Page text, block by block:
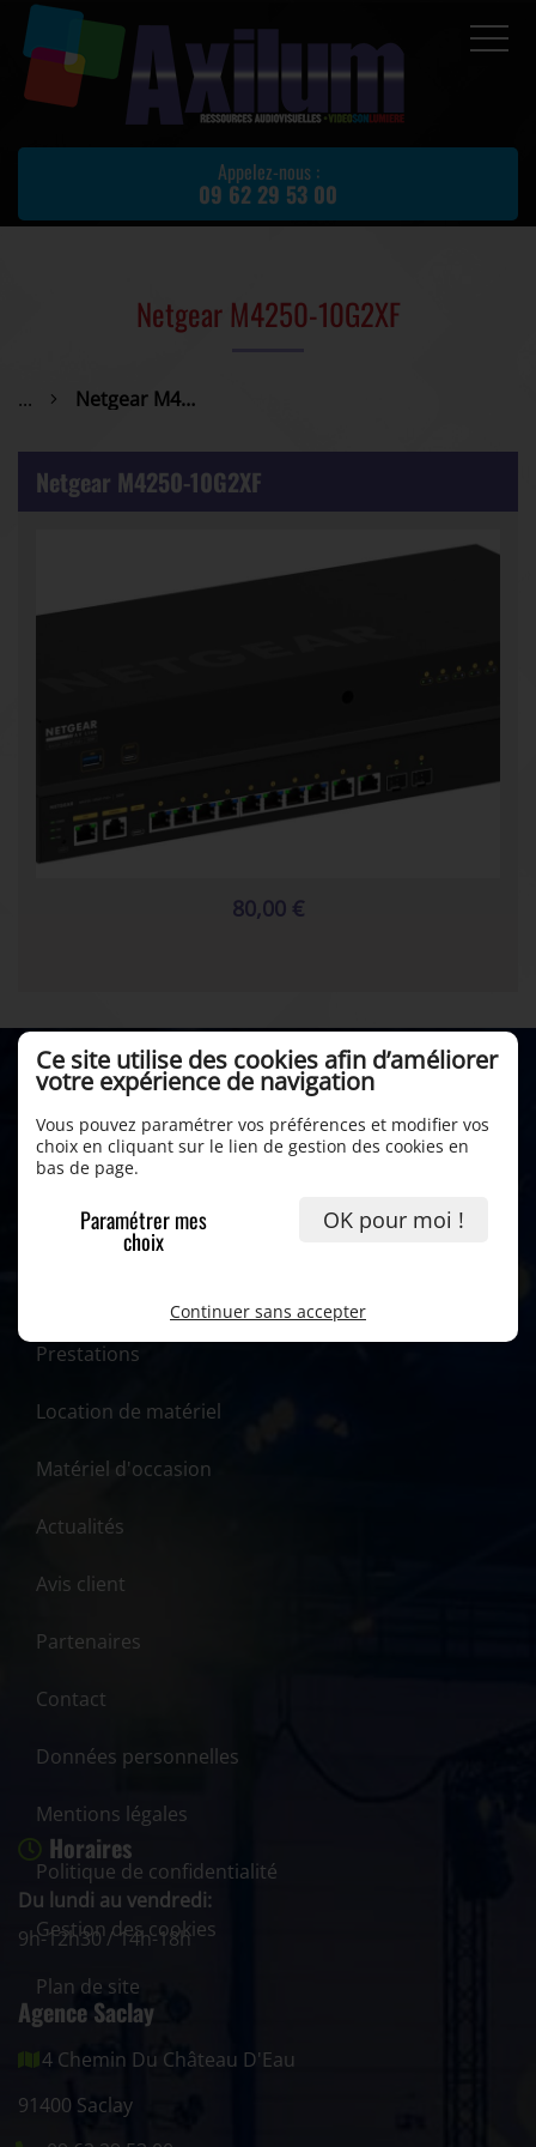
Appelez-nous :
09 62 29 53 00
Accueil
Prestations
Location de matériel
Avis client
Netgear M4250-10G2XF
... Netgear M4250-10G2XF
Netgear M4250-10G2XF
80,00 €
Prestations
Location de matériel
Matériel d'occasion
Actualités
Avis client
Partenaires
Contact
Données personnelles
Mentions légales
Politique de confidentialité
Gestion des cookies
Plan de site
Horaires
Du lundi au vendredi:
9h-12h30 / 14h-18h
Agence Saclay
4 Chemin Du Château D'Eau
91400 Saclay
Ce site utilise des cookies afin d’améliorer
votre expérience de navigation
Vous pouvez paramétrer vos préférences et modifier vos
choix en cliquant sur le lien de gestion des cookies en
bas de page.
Paramétrer mes
choix
OK pour moi !
Continuer sans accepter